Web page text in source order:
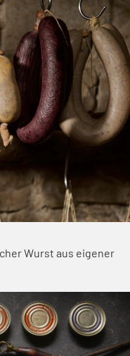
Wurst aus eigener